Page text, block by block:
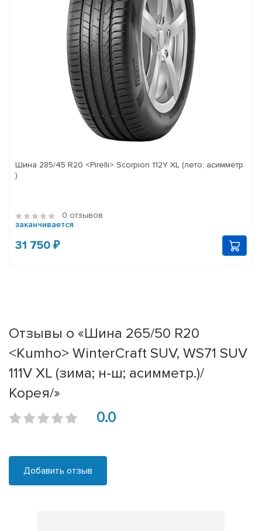
Шина 285/45 R20 <Pirelli> Scorpion 112Y XL (лето; асимметр.
)
0 отзывов
заканчивается
31 750 ₽
Отзывы о «Шина 265/50 R20
<Kumho> WinterCraft SUV, WS71 SUV
111V XL (зима; н-ш; асимметр.)/
Корея/»
0.0
Добавить отзыв